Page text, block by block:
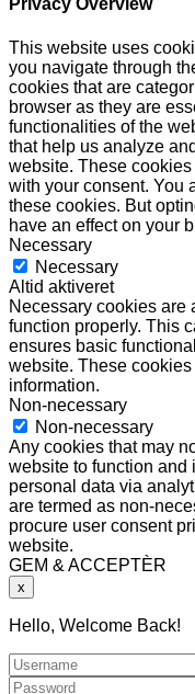
Privacy Overview
This website uses
you navigate through
cookies that are
browser as they are
functionalities of the
that help us analyze
website. These
with your consent. You
these cookies. But
have an effect on your
Necessary
Necessary
Altid aktiveret
Necessary cookies are
function properly. This
ensures basic
website. These cookies
information.
Non-necessary
Non-necessary
Any cookies that may
website to function and
personal data via
are termed as non-
procure user consent
website.
GEM & ACCEPTÈR
x
Hello, Welcome Back!